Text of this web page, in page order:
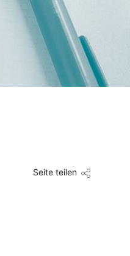
Seite teilen